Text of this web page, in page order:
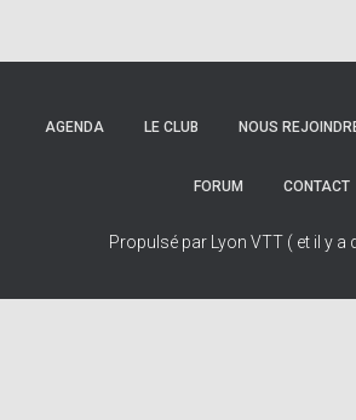
AGENDA LE CLUB NOUS
FORUM CONTACT
Propulsé par Lyon VTT ( et il y a